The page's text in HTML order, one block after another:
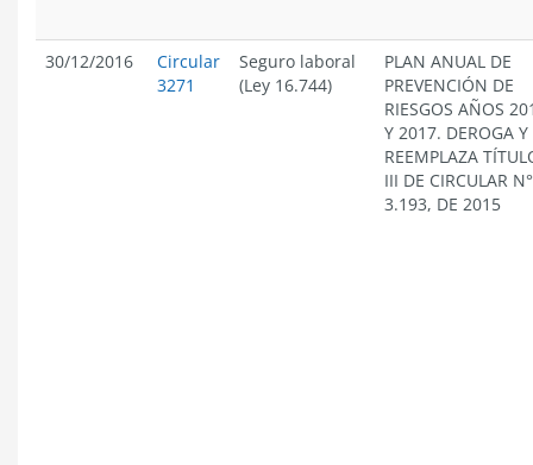
30/12/2016
Circular
3271
Seguro laboral
(Ley 16.744)
PLAN ANUAL DE
PREVENCIÓN DE
RIESGOS AÑOS
Y 2017. DEROGA Y
REEMPLAZA
III DE CIRCULAR N°
3.193, DE 2015